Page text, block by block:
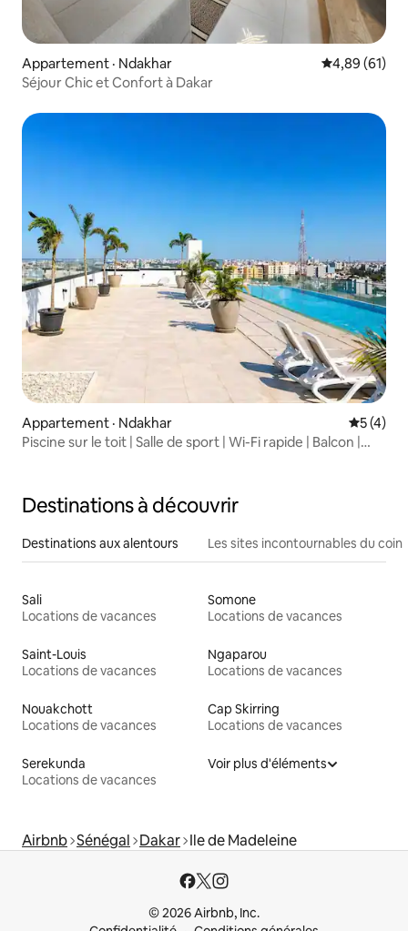
Appartement · Ndakhar Note
4,89 (61)
Séjour Chic et Confort à Dakar
Appartement · Ndakhar Note
5 (4)
Piscine sur le toit | Salle de sport | Wi-Fi rapide | Balcon |
Destinations à découvrir
Destinations aux alentours Les sites incontournables du coin
Sali
Locations de vacances
Somone
Locations de vacances
Saint-Louis
Locations de vacances
Ngaparou
Locations de vacances
Nouakchott
Locations de vacances
Cap Skirring
Locations de vacances
Serekunda
Locations de vacances
Voir plus d'éléments
Airbnb Sénégal Dakar Ile de Madeleine
© 2026 Airbnb, Inc.